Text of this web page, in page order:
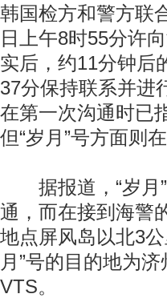
韩国检方和警方联
日上午8时55分许
实后，约11分钟后
37分保持联系并进
在第一次沟通时已
但“岁月”号方面则
据报道，“岁月”
通，而在接到海警
地点屏风岛以北3
月”号的目的地为
VTS。